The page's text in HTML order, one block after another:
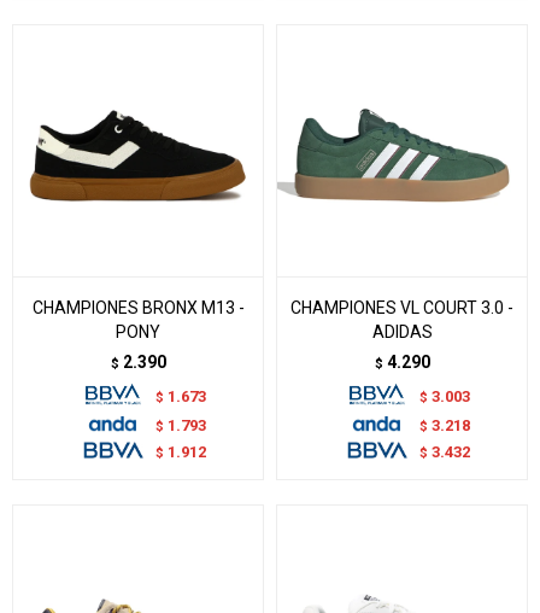
CHAMPIONES BRONX M13 -
PONY
$ 2.390
$ 1.673
$ 1.793
$ 1.912
CHAMPIONES VL COURT 3.0 -
ADIDAS
$ 4.290
$ 3.003
$ 3.218
$ 3.432